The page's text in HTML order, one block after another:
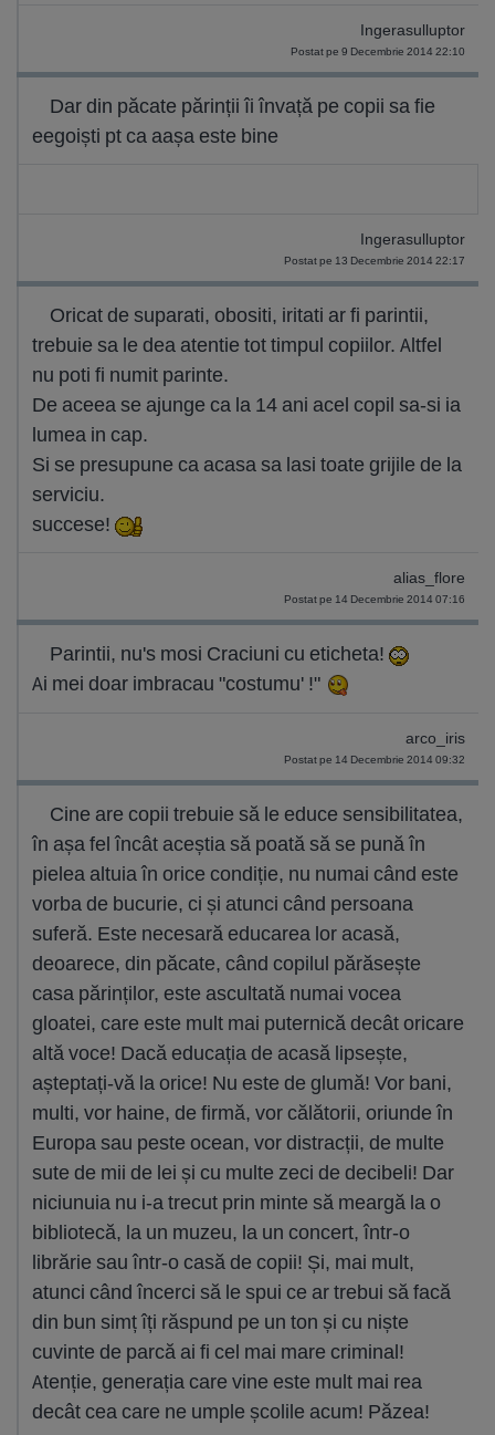
Ingerasulluptor
Postat pe 9 Decembrie 2014 22:10
Dar din păcate părinții îi învață pe copii sa fie
eegoiști pt ca aașa este bine
Ingerasulluptor
Postat pe 13 Decembrie 2014 22:17
Oricat de suparati, obositi, iritati ar fi parintii,
trebuie sa le dea atentie tot timpul copiilor. Altfel
nu poti fi numit parinte.
De aceea se ajunge ca la 14 ani acel copil sa-si ia
lumea in cap.
Si se presupune ca acasa sa lasi toate grijile de la
serviciu.
succese!
alias_flore
Postat pe 14 Decembrie 2014 07:16
Parintii, nu's mosi Craciuni cu eticheta!
Ai mei doar imbracau "costumu' !"
arco_iris
Postat pe 14 Decembrie 2014 09:32
Cine are copii trebuie să le educe sensibilitatea,
în așa fel încât aceștia să poată să se pună în
pielea altuia în orice condiție, nu numai când este
vorba de bucurie, ci și atunci când persoana
suferă. Este necesară educarea lor acasă,
deoarece, din păcate, când copilul părăsește
casa părinților, este ascultată numai vocea
gloatei, care este mult mai puternică decât oricare
altă voce! Dacă educația de acasă lipsește,
așteptați-vă la orice! Nu este de glumă! Vor bani,
multi, vor haine, de firmă, vor călătorii, oriunde în
Europa sau peste ocean, vor distracții, de multe
sute de mii de lei și cu multe zeci de decibeli! Dar
niciunuia nu i-a trecut prin minte să meargă la o
bibliotecă, la un muzeu, la un concert, într-o
librărie sau într-o casă de copii! Și, mai mult,
atunci când încerci să le spui ce ar trebui să facă
din bun simț îți răspund pe un ton și cu niște
cuvinte de parcă ai fi cel mai mare criminal!
Atenție, generația care vine este mult mai rea
decât cea care ne umple școlile acum! Păzea!